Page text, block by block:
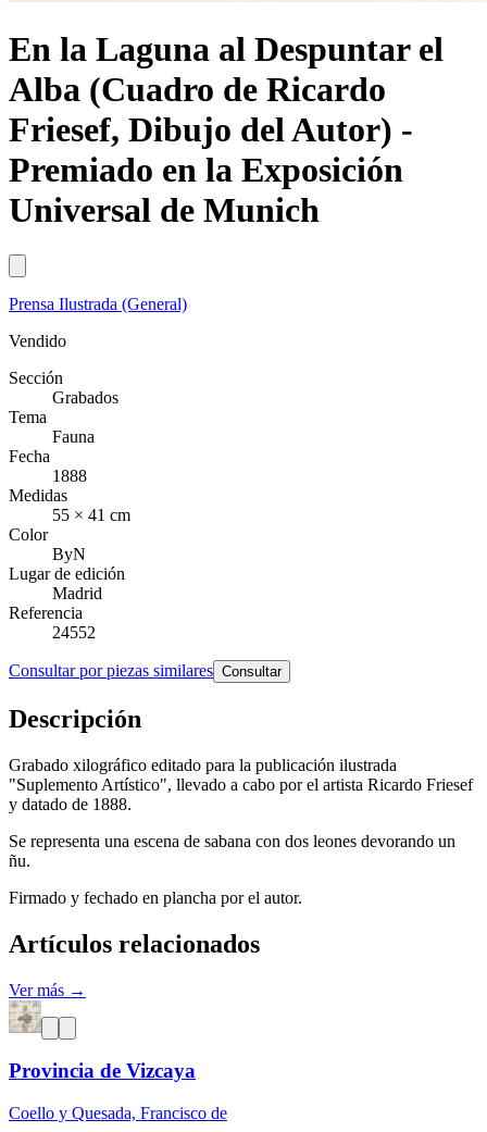
En la Laguna al Despuntar el
Alba (Cuadro de Ricardo
Friesef, Dibujo del Autor) -
Premiado en la Exposición
Universal de Munich
Prensa Ilustrada (General)
Vendido
Sección
Grabados
Tema
Fauna
Fecha
1888
Medidas
55 × 41 cm
Color
ByN
Lugar de edición
Madrid
Referencia
24552
Consultar por piezas similares Consultar
Descripción
Grabado xilográfico editado para la publicación ilustrada
"Suplemento Artístico", llevado a cabo por el artista Ricardo Friesef
y datado de 1888.
Se representa una escena de sabana con dos leones devorando un
ñu.
Firmado y fechado en plancha por el autor.
Artículos relacionados
Ver más →
Provincia de Vizcaya
Coello y Quesada, Francisco de